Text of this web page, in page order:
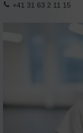
+41 31 63 2 11 15